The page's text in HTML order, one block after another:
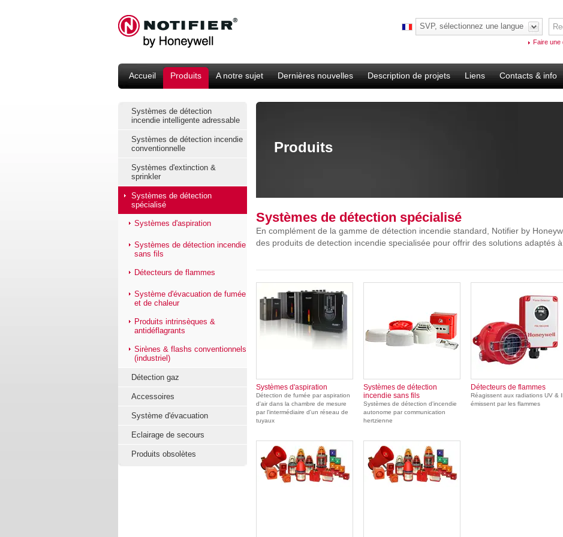
SVP, sélectionnez une langue
Faire une
Accueil Produits A notre sujet Dernières nouvelles Description de projets Liens Contacts & info
Systèmes de détection
incendie intelligente adressable
Systèmes de détection incendie
conventionnelle
Systèmes d'extinction &
sprinkler
Systèmes de détection
spécialisé
Systèmes d'aspiration
Systèmes de détection incendie
sans fils
Détecteurs de flammes
Système d'évacuation de fumée
et de chaleur
Produits intrinsèques &
antidéflagrants
Sirènes & flashs conventionnels
(industriel)
Détection gaz
Accessoires
Système d'évacuation
Eclairage de secours
Produits obsolètes
Produits
Systèmes de détection spécialisé
En complément de la gamme de détection incendie standard, Notifier by
des produits de detection incendie specialisée pour offrir des solutions adaptés
Systèmes d'aspiration
Détection de fumée par aspiration
d'air dans la chambre de mesure
par l'intermédiaire d'un réseau de
tuyaux
Systèmes de détection
incendie sans fils
Systèmes de détection d'incendie
autonome par communication
hertzienne
Détecteurs de flammes
Réagissent aux radiations UV &
émissent par les flammes